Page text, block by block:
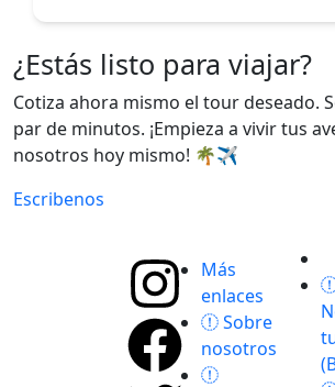
¿Estás listo para viajar?
Cotiza ahora mismo el tour deseado.
par de minutos. ¡Empieza a vivir tus
nosotros hoy mismo! 🌴✈️
Escribenos
Más
enlaces
Sobre
nosotros